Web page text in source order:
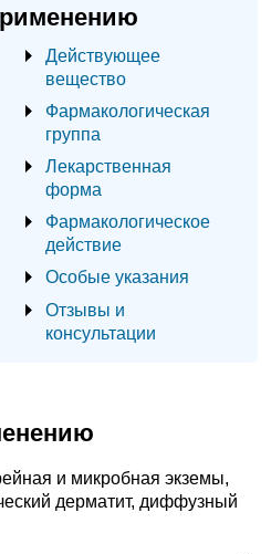
Действующее
вещество
Фармакологическая
группа
Лекарственная
форма
Фармакологическое
действие
Особые указания
Отзывы и
консультации
и микробная экземы,
дерматит, диффузный